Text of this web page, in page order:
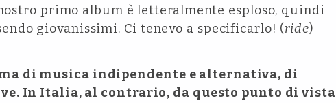
primo album è letteralmente esploso, quindi
giovanissimi. Ci tenevo a specificarlo! (ride)
di musica indipendente e alternativa, di
In Italia, al contrario, da questo punto di vista